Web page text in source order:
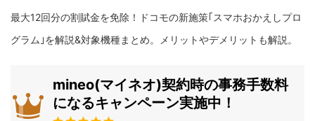
最大12回分の割賦金を免除！ドコモの新施策｢スマホおかえしプロ
グラム｣を解説&対象機種まとめ。メリットやデメリットも解説。
mineo(マイネオ)契約時の事務手数料
になるキャンペーン実施中！